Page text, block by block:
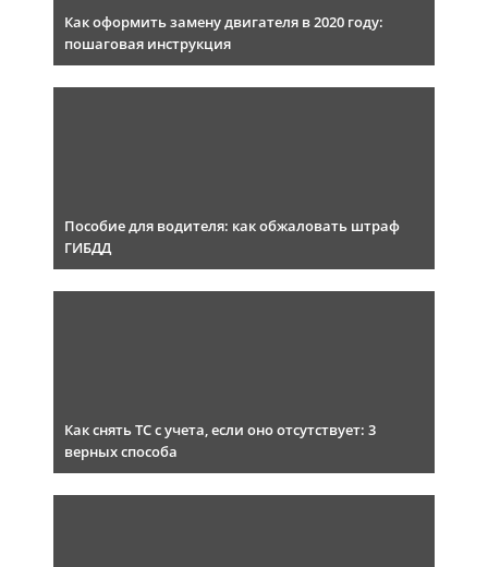
Как оформить замену двигателя в 2020 году:
пошаговая инструкция
Пособие для водителя: как обжаловать штраф
ГИБДД
Как снять ТС с учета, если оно отсутствует: 3
верных способа